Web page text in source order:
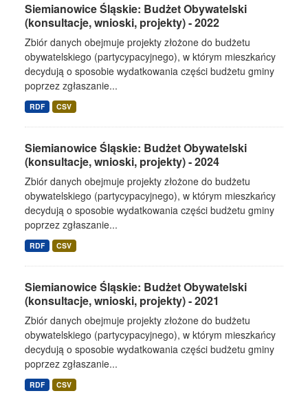
Siemianowice Śląskie: Budżet Obywatelski
(konsultacje, wnioski, projekty) - 2022
Zbiór danych obejmuje projekty złożone do budżetu
obywatelskiego (partycypacyjnego), w którym mieszkańcy
decydują o sposobie wydatkowania części budżetu gminy
poprzez zgłaszanie...
RDF CSV
Siemianowice Śląskie: Budżet Obywatelski
(konsultacje, wnioski, projekty) - 2024
Zbiór danych obejmuje projekty złożone do budżetu
obywatelskiego (partycypacyjnego), w którym mieszkańcy
decydują o sposobie wydatkowania części budżetu gminy
poprzez zgłaszanie...
RDF CSV
Siemianowice Śląskie: Budżet Obywatelski
(konsultacje, wnioski, projekty) - 2021
Zbiór danych obejmuje projekty złożone do budżetu
obywatelskiego (partycypacyjnego), w którym mieszkańcy
decydują o sposobie wydatkowania części budżetu gminy
poprzez zgłaszanie...
RDF CSV